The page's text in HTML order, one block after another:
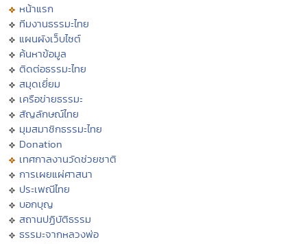
หน้าแรก
ทีมงานธรรมะไทย
แผนผังเว็บไซต์
ค้นหาข้อมูล
ติดต่อธรรมะไทย
สมุดเยี่ยม
เครือข่ายธรรมะ
สัญลักษณ์ไทย
มุมสมาชิกธรรมะไทย
Donation
เทศกาลงานวัดช่วยชาติ
การเผยแผ่ศาสนา
ประเพณีไทย
บอกบุญ
สถานปฏิบัติธรรม
ธรรมะจากหลวงพ่อ